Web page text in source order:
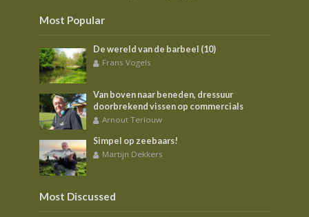
Most Popular
De wereld van de barbeel (10)
Frans Vogels
Van boven naar beneden, dressuur
doorbrekend vissen op commercials
Arnout Terlouw
Simpel op zeebaars!
Martijn Dekkers
Most Discussed